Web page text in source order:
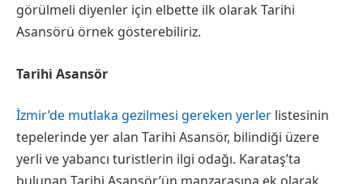
görülmeli diyenler için elbette ilk olarak Tarihi
Asansörü örnek gösterebiliriz.
Tarihi Asansör
İzmir’de mutlaka gezilmesi gereken yerler listesinin
tepelerinde yer alan Tarihi Asansör, bilindiği üzere
yerli ve yabancı turistlerin ilgi odağı. Karataş’ta